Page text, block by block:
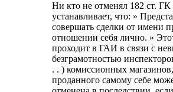
Ни кто не отменял 182 ст.
устанавливает, что: »
совершать сделки от имени
отношении себя лично. »
проходит в ГАИ в связи с
безграмотностью
. . ) комиссионных
проданного самому себе